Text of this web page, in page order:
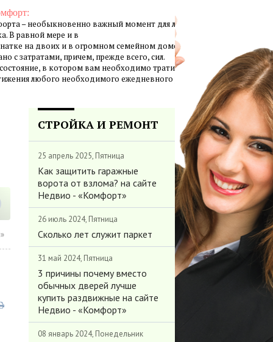
– необыкновенно важный момент для личной жизни
В равной мере и в
на двоих и в огромном семейном доме создание
с затратами, причем, прежде всего, сил.
в котором вам необходимо тратить минимум
любого необходимого ежедневного результата.
СТРОЙКА И РЕМОНТ
25 апрель 2025, Пятница
Как защитить гаражные
ворота от взлома? на сайте
Недвио - «Комфорт»
26 июль 2024, Пятница
Сколько лет служит паркет
31 май 2024, Пятница
3 причины почему вместо
обычных дверей лучше
купить раздвижные на сайте
Недвио - «Комфорт»
08 январь 2024, Понедельник